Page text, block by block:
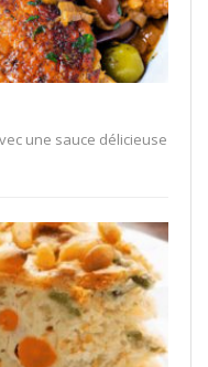
une sauce délicieuse